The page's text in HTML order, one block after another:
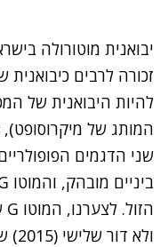
יבואנית מוטורולה
זכורה לרבים כיבואנית
להיות היבואנית של
המותג של